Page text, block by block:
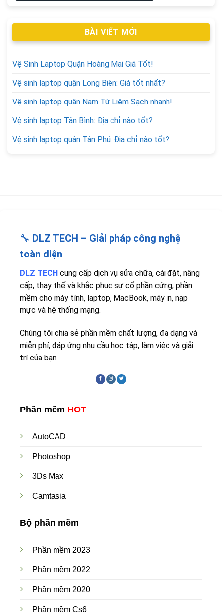
BÀI VIẾT MỚI
Vệ Sinh Laptop Quận Hoàng Mai Giá Tốt!
Vệ sinh laptop quận Long Biên: Giá tốt nhất?
Vệ sinh laptop quận Nam Từ Liêm Sạch nhanh!
Vệ sinh laptop Tân Bình: Địa chỉ nào tốt?
Vệ sinh laptop quận Tân Phú: Địa chỉ nào tốt?
🔧 DLZ TECH – Giải pháp công nghệ
toàn diện
DLZ TECH cung cấp dịch vụ sửa chữa, cài đặt, nâng
cấp, thay thế và khắc phục sự cố phần cứng, phần
mềm cho máy tính, laptop, MacBook, máy in, nạp
mực và hệ thống mạng.
Chúng tôi chia sẻ phần mềm chất lượng, đa dạng và
miễn phí, đáp ứng nhu cầu học tập, làm việc và giải
trí của bạn.
Phần mềm HOT
AutoCAD
Photoshop
3Ds Max
Camtasia
Bộ phần mềm
Phần mềm 2023
Phần mềm 2022
Phần mềm 2020
Phần mềm Cs6